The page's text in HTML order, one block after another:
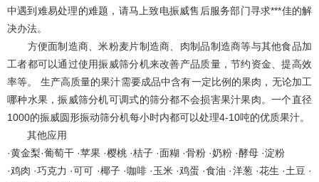
中遇到难易处理的难题，请马上致电振威售后服务部门寻求***佳的解
决办法。
方便面制造商、米粉麦片制造商、肉制品制造商等与其他食品加
工者都可以通过使用振威筛分机来改善产品质量，节约资金、提高效
率等。 生产高质量的果汁需要成品中含有一定比例的果肉，无论加工
哪种水果，振威筛分机可调式的筛分都不会损害果汁果肉。一个直径
1000的振威圆形振动筛分机每小时内都可以处理4-10吨的优质果汁。
其他应用
·黄金梨·葡萄干 ·苹果 ·樱桃 ·桔子 ·面糊 ·骨粉 ·奶粉 ·酵母 ·淀粉
·鸡肉 ·巧克力 ·可可 ·椰子 ·咖啡 ·玉米 ·鸡蛋 ·食油 ·洋葱 ·花生 ·土豆 ·